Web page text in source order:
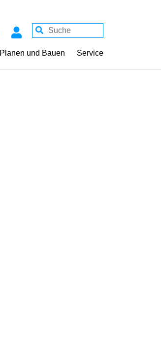
Planen und Bauen Service